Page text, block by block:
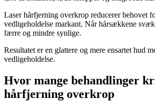
Laser hårfjerning overkrop reducerer behovet
vedligeholdelse markant. Når hårsækkene
færre og mindre synlige.
Resultatet er en glattere og mere ensartet hud
vedligeholdelse.
Hvor mange behandlinger
hårfjerning overkrop